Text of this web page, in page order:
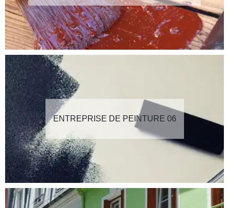
ENTREPRISE DE PEINTURE 06